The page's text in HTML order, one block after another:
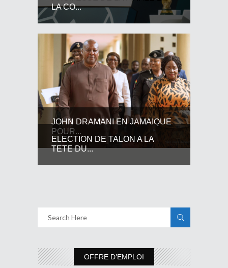
LA CO...
JOHN DRAMANI EN JAMAIQUE
POUR...
ELECTION DE TALON A LA
TETE DU...
OFFRE D’EMPLOI